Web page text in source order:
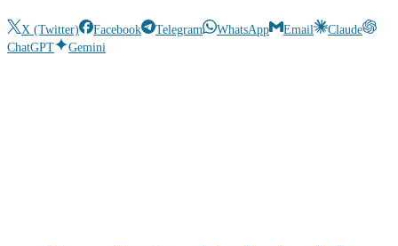
X (Twitter) Facebook Telegram WhatsApp Email
Claude
ChatGPT
Gemini